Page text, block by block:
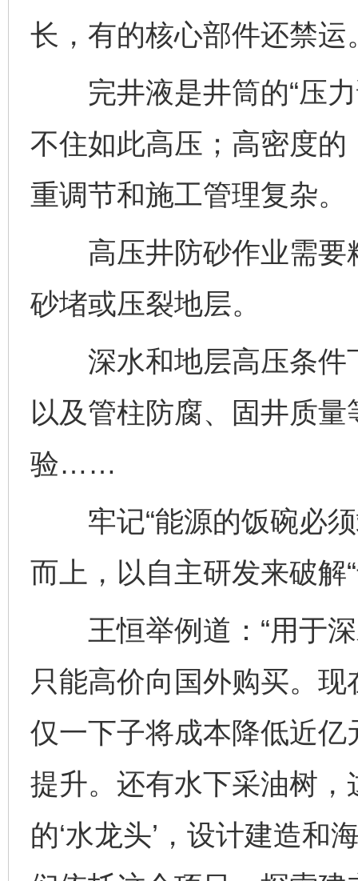
长，有的核心部件还禁运
完井液是井筒的“压力
不住如此高压；高密度
重调节和施工管理复杂。
高压井防砂作业需要
砂堵或压裂地层。
深水和地层高压条件
以及管柱防腐、固井质
验……
牢记“能源的饭碗必须
而上，以自主研发来破解
王恒举例道：“用于深
只能高价向国外购买。
仅一下子将成本降低近
提升。还有水下采油树
的‘水龙头’，设计建造和